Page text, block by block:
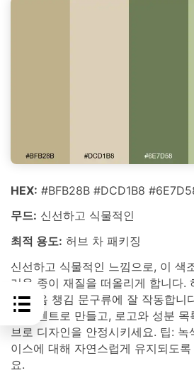
HEX: #BFB28B #DCD1B8
무드: 신선하고 식물적인
최적 용도: 허브 차 패키징
신선하고 식물적인 느낌으로, 이 색
러운 종이 재질을 떠올리게 합니다.
및 마음 챙김 문구류에 잘 작동합니
요 액센트로 만들고, 로고와 성분
브로 디자인을 안정시키세요. 팁: 녹
이스에 대해 자연스럽게 유지되도
요.